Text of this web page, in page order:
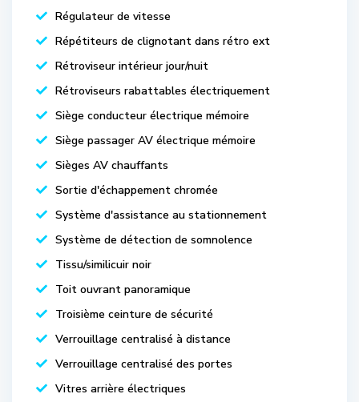
Régulateur de vitesse
Répétiteurs de clignotant dans rétro ext
Rétroviseur intérieur jour/nuit
Rétroviseurs rabattables électriquement
Siège conducteur électrique mémoire
Siège passager AV électrique mémoire
Sièges AV chauffants
Sortie d'échappement chromée
Système d'assistance au stationnement
Système de détection de somnolence
Tissu/similicuir noir
Toit ouvrant panoramique
Troisième ceinture de sécurité
Verrouillage centralisé à distance
Verrouillage centralisé des portes
Vitres arrière électriques